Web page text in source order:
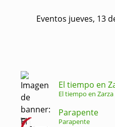
Eventos jueves, 13
El tiempo en
El tiempo en
Parapente
Parapente